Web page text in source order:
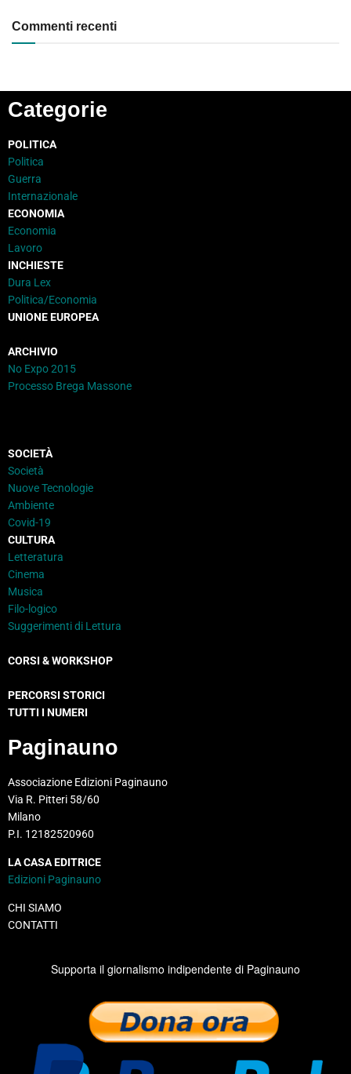
Commenti recenti
Categorie
POLITICA
Politica
Guerra
Internazionale
ECONOMIA
Economia
Lavoro
INCHIESTE
Dura Lex
Politica/Economia
UNIONE EUROPEA
ARCHIVIO
No Expo 2015
Processo Brega Massone
SOCIETÀ
Società
Nuove Tecnologie
Ambiente
Covid-19
CULTURA
Letteratura
Cinema
Musica
Filo-logico
Suggerimenti di Lettura
CORSI & WORKSHOP
PERCORSI STORICI
TUTTI I NUMERI
Paginauno
Associazione Edizioni Paginauno
Via R. Pitteri 58/60
Milano
P.I. 12182520960
LA CASA EDITRICE
Edizioni Paginauno
CHI SIAMO
CONTATTI
Supporta il giornalismo indipendente di Paginauno